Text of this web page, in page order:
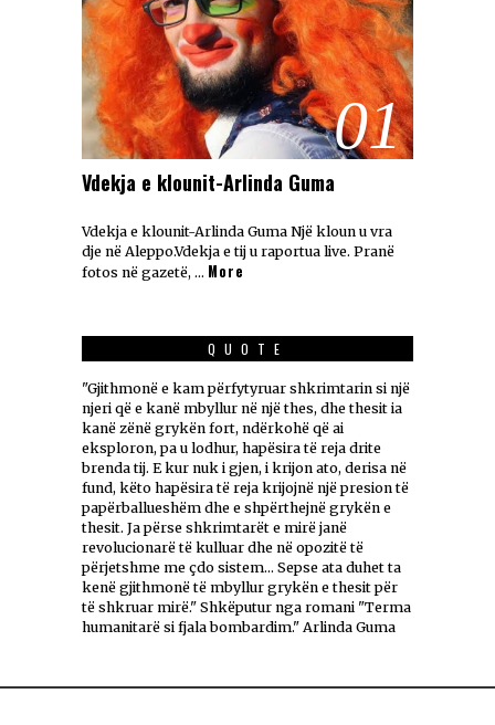
01
Vdekja e klounit-Arlinda Guma
Vdekja e klounit-Arlinda Guma Një kloun u vra
dje në Aleppo.Vdekja e tij u raportua live. Pranë
fotos në gazetë, … More
QUOTE
"Gjithmonë e kam përfytyruar shkrimtarin si një
njeri që e kanë mbyllur në një thes, dhe thesit ia
kanë zënë grykën fort, ndërkohë që ai
eksploron, pa u lodhur, hapësira të reja drite
brenda tij. E kur nuk i gjen, i krijon ato, derisa në
fund, këto hapësira të reja krijojnë një presion të
papërballueshëm dhe e shpërthejnë grykën e
thesit. Ja përse shkrimtarët e mirë janë
revolucionarë të kulluar dhe në opozitë të
përjetshme me çdo sistem... Sepse ata duhet ta
kenë gjithmonë të mbyllur grykën e thesit për
të shkruar mirë." Shkëputur nga romani "Terma
humanitarë si fjala bombardim." Arlinda Guma